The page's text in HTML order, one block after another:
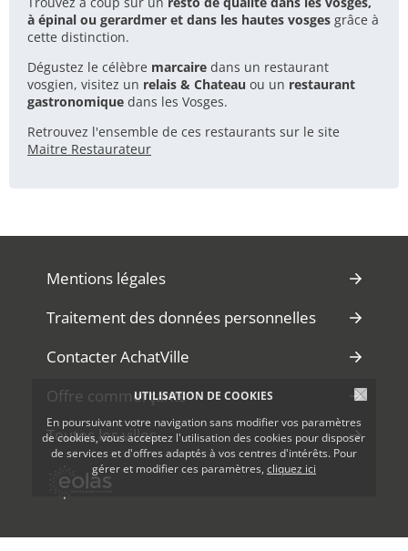
UTILISATION DE COOKIES
En poursuivant votre navigation sans modifier vos paramètres
de cookies, vous acceptez l'utilisation des cookies pour disposer
de services et d'offres adaptés à vos centres d'intérêts. Pour
gérer et modifier ces paramètres, cliquez ici
à épinal ou gerardmer et dans les hautes vosges grâce à
cette distinction.
Dégustez le célèbre marcaire dans un restaurant
vosgien, visitez un relais & Chateau ou un restaurant
gastronomique dans les Vosges.
Retrouvez l'ensemble de ces restaurants sur le site
Maitre Restaurateur
Mentions légales
Traitement des données personnelles
Contacter AchatVille
Offre commerçants
Toutes les villes